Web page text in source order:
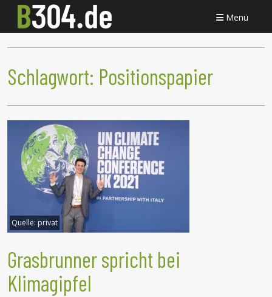
Menü
Schlagwort: Positionspapier
Quelle: privat
Grasbrunner spricht bei
Klimagipfel